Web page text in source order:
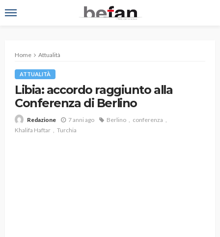
Home Attualità
ATTUALITÀ
Libia: accordo raggiunto alla
Conferenza di Berlino
Redazione 7 anni ago Berlino
conferenza
Khalifa Haftar
Turchia